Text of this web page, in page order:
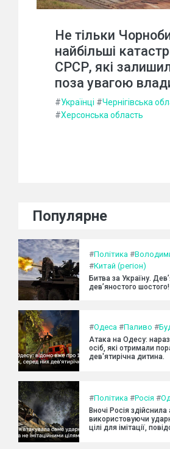
Не тільки
найбільші
СРСР, які
поза увагою
#Українці #Чернігівська
#Херсонська область
Популярне
#Політика #
#Китай (регіон)
Битва за Україну.
дев’яностого шостого!
#Одеса #Паливо #
Атака на Одесу:
осіб, які отримали
дев'ятирічна дитина.
#Політика #Росія #
Вночі Росія здійснила
використовуючи
цілі для імітації,